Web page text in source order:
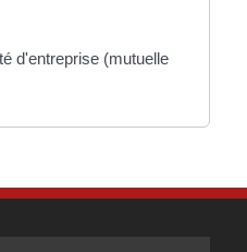
d'entreprise (mutuelle